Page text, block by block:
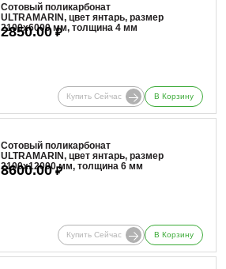
Сотовый поликарбонат
ULTRAMARIN, цвет янтарь, размер
2100x6000 мм, толщина 4 мм
2850.00₽
Купить Сейчас В Корзину
Сотовый поликарбонат
ULTRAMARIN, цвет янтарь, размер
2100x12000 мм, толщина 6 мм
8600.00₽
Купить Сейчас В Корзину